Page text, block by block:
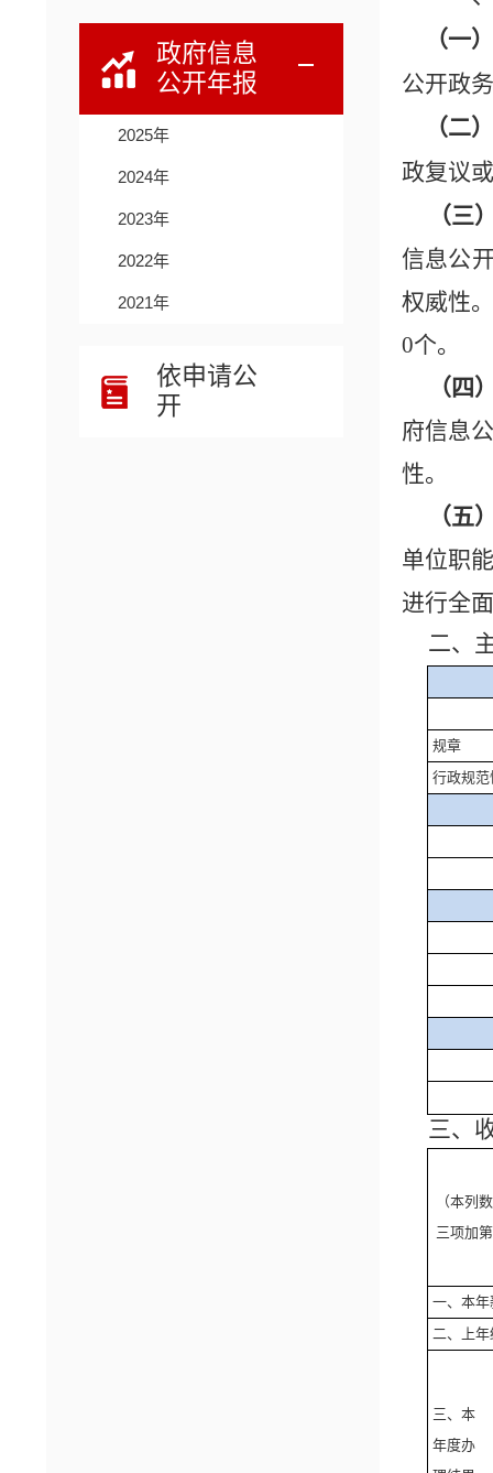
政府信息
公开年报
2025年
2024年
2023年
2022年
2021年
依申请公
开
（一
公开政
（二
政复议
（三
信息公
权威性
0个。
（四
府信息
性。
（五
单位职
进行全
二、
规章
行政规范
三、
（本列
三项加
一、本
二、上
三、本
年度办